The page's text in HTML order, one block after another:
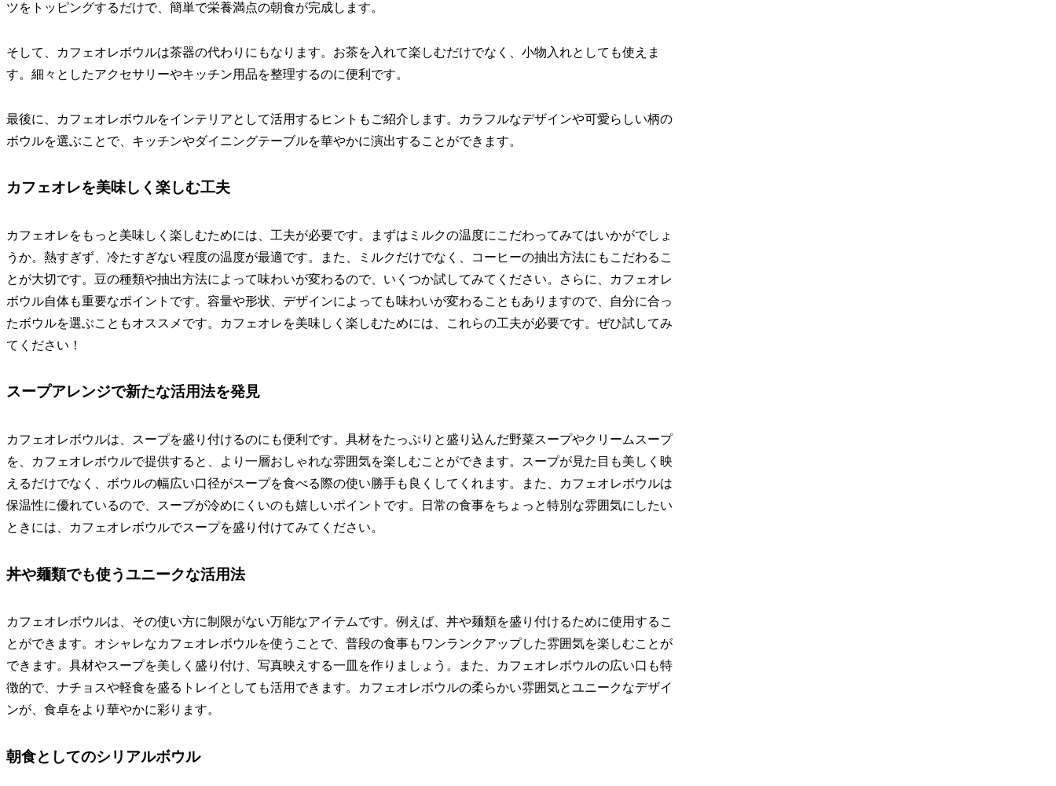
ツをトッピングするだけで、簡単で栄養満点の朝食が完成します。
そして、カフェオレボウルは茶器の代わりにもなります。お茶を入れて楽しむだけでなく、小物入れとしても使えま
す。細々としたアクセサリーやキッチン用品を整理するのに便利です。
最後に、カフェオレボウルをインテリアとして活用するヒントもご紹介します。カラフルなデザインや可愛らしい柄の
ボウルを選ぶことで、キッチンやダイニングテーブルを華やかに演出することができます。
カフェオレを美味しく楽しむ工夫
カフェオレをもっと美味しく楽しむためには、工夫が必要です。まずはミルクの温度にこだわってみてはいかがでしょ
うか。熱すぎず、冷たすぎない程度の温度が最適です。また、ミルクだけでなく、コーヒーの抽出方法にもこだわるこ
とが大切です。豆の種類や抽出方法によって味わいが変わるので、いくつか試してみてください。さらに、カフェオレ
ボウル自体も重要なポイントです。容量や形状、デザインによっても味わいが変わることもありますので、自分に合っ
たボウルを選ぶこともオススメです。カフェオレを美味しく楽しむためには、これらの工夫が必要です。ぜひ試してみ
てください！
スープアレンジで新たな活用法を発見
カフェオレボウルは、スープを盛り付けるのにも便利です。具材をたっぷりと盛り込んだ野菜スープやクリームスープ
を、カフェオレボウルで提供すると、より一層おしゃれな雰囲気を楽しむことができます。スープが見た目も美しく映
えるだけでなく、ボウルの幅広い口径がスープを食べる際の使い勝手も良くしてくれます。また、カフェオレボウルは
保温性に優れているので、スープが冷めにくいのも嬉しいポイントです。日常の食事をちょっと特別な雰囲気にしたい
ときには、カフェオレボウルでスープを盛り付けてみてください。
丼や麺類でも使うユニークな活用法
カフェオレボウルは、その使い方に制限がない万能なアイテムです。例えば、丼や麺類を盛り付けるために使用するこ
とができます。オシャレなカフェオレボウルを使うことで、普段の食事もワンランクアップした雰囲気を楽しむことが
できます。具材やスープを美しく盛り付け、写真映えする一皿を作りましょう。また、カフェオレボウルの広い口も特
徴的で、ナチョスや軽食を盛るトレイとしても活用できます。カフェオレボウルの柔らかい雰囲気とユニークなデザイ
ンが、食卓をより華やかに彩ります。
朝食としてのシリアルボウル